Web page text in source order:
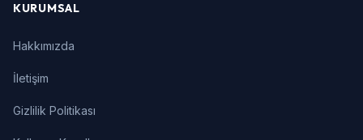
KURUMSAL
Hakkımızda
İletişim
Gizlilik Politikası